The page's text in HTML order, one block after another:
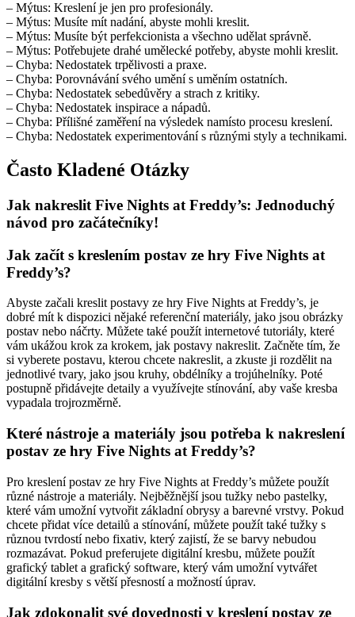
– Mýtus: Kreslení je jen pro profesionály.
– Mýtus: Musíte mít nadání, abyste mohli kreslit.
– Mýtus: Musíte být perfekcionista a všechno udělat správně.
– Mýtus: Potřebujete drahé umělecké potřeby, abyste mohli kreslit.
– Chyba: Nedostatek trpělivosti a praxe.
– Chyba: Porovnávání svého umění s uměním ostatních.
– Chyba: Nedostatek sebedůvěry a strach z kritiky.
– Chyba: Nedostatek inspirace a nápadů.
– Chyba: Přílišné zaměření na výsledek namísto procesu kreslení.
– Chyba: Nedostatek experimentování s různými styly a technikami.
Často Kladené Otázky
Jak nakreslit Five Nights at Freddy’s: Jednoduchý
návod pro začátečníky!
Jak začít s kreslením postav ze hry Five Nights at
Freddy’s?
Abyste začali kreslit postavy ze hry Five Nights at Freddy’s, je
dobré mít k dispozici nějaké referenční materiály, jako jsou obrázky
postav nebo náčrty. Můžete také použít internetové tutoriály, které
vám ukážou krok za krokem, jak postavy nakreslit. Začněte tím, že
si vyberete postavu, kterou chcete nakreslit, a zkuste ji rozdělit na
jednotlivé tvary, jako jsou kruhy, obdélníky a trojúhelníky. Poté
postupně přidávejte detaily a využívejte stínování, aby vaše kresba
vypadala trojrozměrně.
Které nástroje a materiály jsou potřeba k nakreslení
postav ze hry Five Nights at Freddy’s?
Pro kreslení postav ze hry Five Nights at Freddy’s můžete použít
různé nástroje a materiály. Nejběžnější jsou tužky nebo pastelky,
které vám umožní vytvořit základní obrysy a barevné vrstvy. Pokud
chcete přidat více detailů a stínování, můžete použít také tužky s
různou tvrdostí nebo fixativ, který zajistí, že se barvy nebudou
rozmazávat. Pokud preferujete digitální kresbu, můžete použít
grafický tablet a grafický software, který vám umožní vytvářet
digitální kresby s větší přesností a možností úprav.
Jak zdokonalit své dovednosti v kreslení postav ze